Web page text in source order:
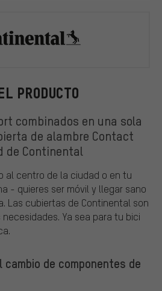
PRODUCTO
combinados en una sola
de alambre Contact
de Continental
al centro de la ciudad o en tu
- quieres ser móvil y llegar sano
Las cubiertas de Continental son
Ya sea para tu bici
cambio de componentes de